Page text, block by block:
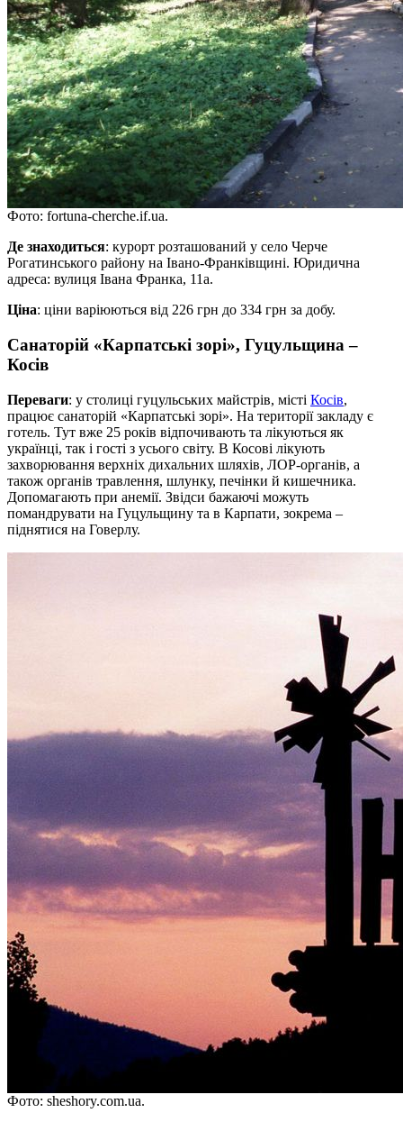
Фото: fortuna-cherche.if.ua.
Де знаходиться: курорт розташований у село Черче
Рогатинського району на Івано-Франківщині. Юридична
адреса: вулиця Івана Франка, 11а.
Ціна: ціни варіюються від 226 грн до 334 грн за добу.
Санаторій «Карпатські зорі», Гуцульщина –
Косів
Переваги: у столиці гуцульських майстрів, місті Косів,
працює санаторій «Карпатські зорі». На території закладу є
готель. Тут вже 25 років відпочивають та лікуються як
українці, так і гості з усього світу. В Косові лікують
захворювання верхніх дихальних шляхів, ЛОР-органів, а
також органів травлення, шлунку, печінки й кишечника.
Допомагають при анемії. Звідси бажаючі можуть
помандрувати на Гуцульщину та в Карпати, зокрема –
піднятися на Говерлу.
Фото: sheshory.com.ua.